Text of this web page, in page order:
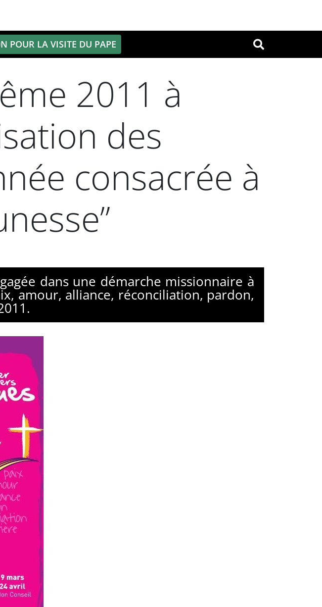
OK
POUR LA VISITE DU PAPE
2011 à
des
consacrée à
dans une démarche missionnaire à
amour, alliance, réconciliation, pardon,